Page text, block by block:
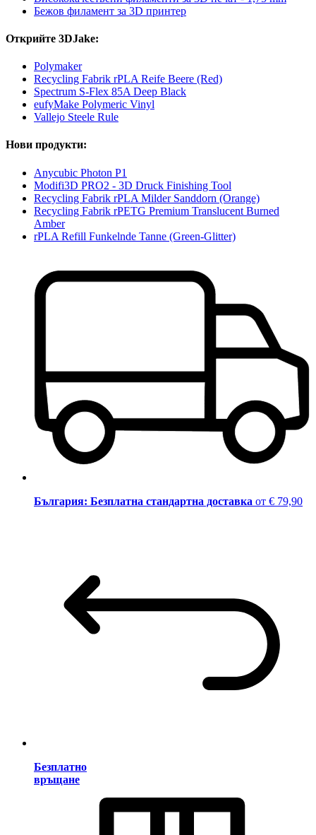
Бежов филамент за 3D принтер
Открийте 3DJake:
Polymaker
Recycling Fabrik rPLA Reife Beere (Red)
Spectrum S-Flex 85A Deep Black
eufyMake Polymeric Vinyl
Vallejo Steele Rule
Нови продукти:
Anycubic Photon P1
Modifi3D PRO2 - 3D Druck Finishing Tool
Recycling Fabrik rPLA Milder Sanddorn (Orange)
Recycling Fabrik rPETG Premium Translucent Burned
Amber
rPLA Refill Funkelnde Tanne (Green-Glitter)
България: Безплатна стандартна доставка от € 79,90
Безплатно
връщане